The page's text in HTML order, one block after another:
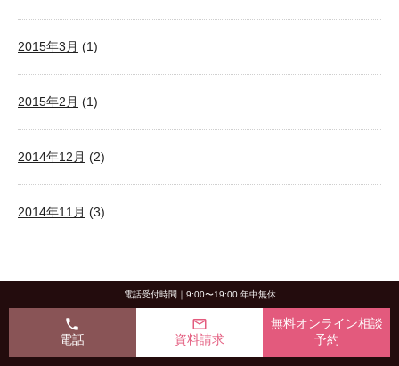
2015年3月 (1)
2015年2月 (1)
2014年12月 (2)
2014年11月 (3)
電話受付時間｜9:00〜19:00 年中無休
phone
電話
mail_outline
資料請求
無料オンライン相談
予約